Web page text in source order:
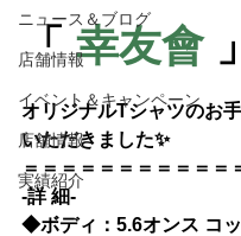
ニュース＆ブログ
店舗情報
イベント＆キャンペーン
店舗情報
実績紹介
「 幸友會 」
オリジナルTシャツのお
いただきました✨
＝＝＝＝＝＝＝＝＝＝＝
-詳 細-
◆ボディ：5.6オンス コ